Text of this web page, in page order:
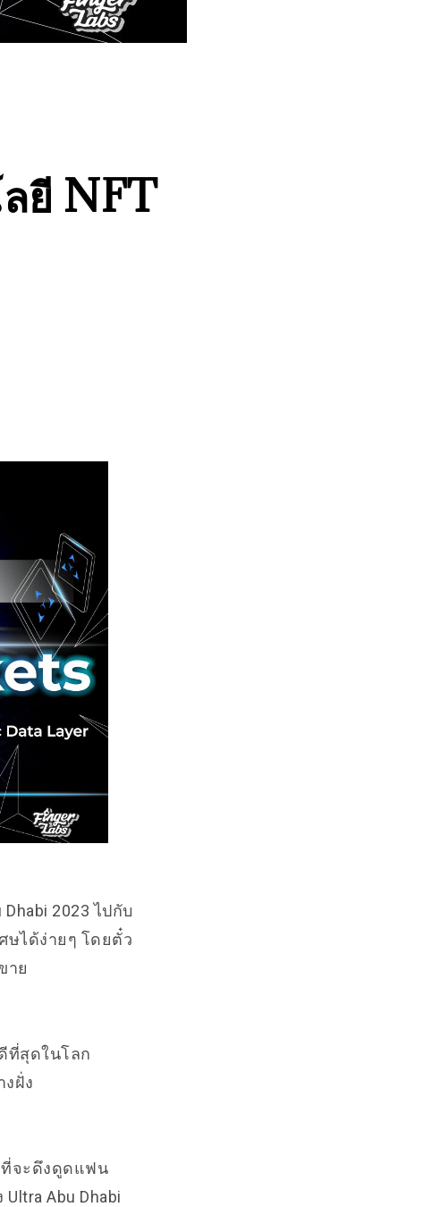
ยี NFT
2023 ไปกับ
ษได้ง่ายๆ โดยตั๋ว
าย
ที่สุดในโลก
ฝั่ง
ที่จะดึงดูดแฟน
Abu Dhabi